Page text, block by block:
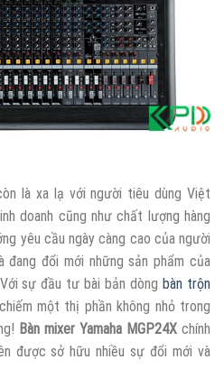
là xa lạ với người tiêu dùng Việt
doanh cũng như chất lượng hàng
yêu cầu ngày càng cao của người
đang đổi mới những sản phẩm của
sự đầu tư bài bản dòngbàn trộn
một thị phần không nhỏ trong
Bàn mixer Yamaha MGP24Xchính
được sở hữu nhiều sự đổi mới và